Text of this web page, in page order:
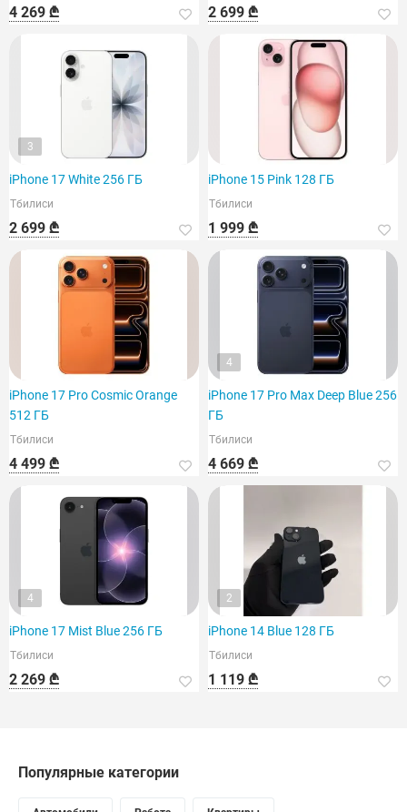
4 269 ₾ 2 699 ₾
3
iPhone 17 White 256 ГБ
Тбилиси
2 699 ₾
iPhone 15 Pink 128 ГБ
Тбилиси
1 999 ₾
iPhone 17 Pro Cosmic Orange
512 ГБ
Тбилиси
4 499 ₾
4
iPhone 17 Pro Max Deep Blue 256
ГБ
Тбилиси
4 669 ₾
4
iPhone 17 Mist Blue 256 ГБ
Тбилиси
2 269 ₾
2
iPhone 14 Blue 128 ГБ
Тбилиси
1 119 ₾
Популярные категории